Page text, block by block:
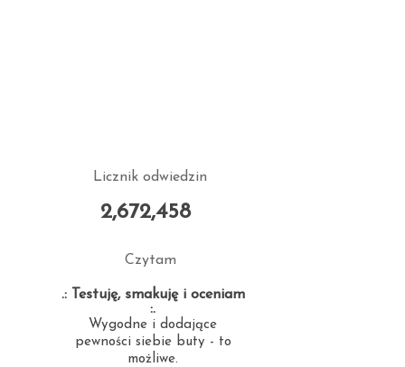
Licznik odwiedzin
2,672,458
Czytam
.: Testuję, smakuję i oceniam
:.
Wygodne i dodające
pewności siebie buty - to
możliwe.